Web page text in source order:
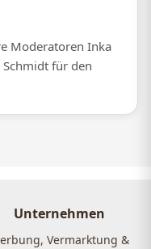
Moderatoren Inka
für den
Unternehmen
Vermarktung &